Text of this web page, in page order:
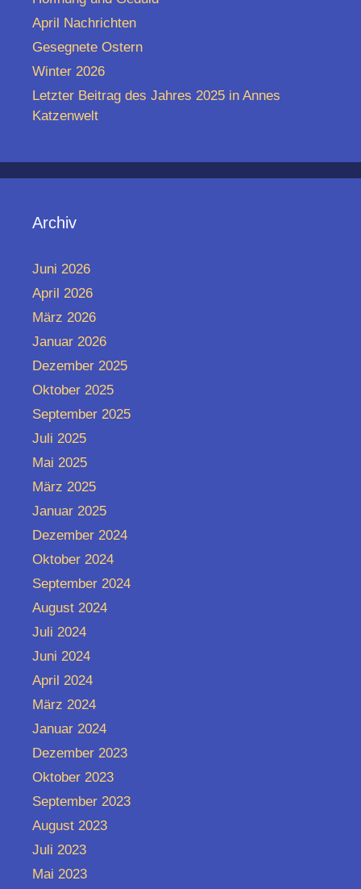
April Nachrichten
Gesegnete Ostern
Winter 2026
Letzter Beitrag des Jahres 2025 in Annes
Katzenwelt
Archiv
Juni 2026
April 2026
März 2026
Januar 2026
Dezember 2025
Oktober 2025
September 2025
Juli 2025
Mai 2025
März 2025
Januar 2025
Dezember 2024
Oktober 2024
September 2024
August 2024
Juli 2024
Juni 2024
April 2024
März 2024
Januar 2024
Dezember 2023
Oktober 2023
September 2023
August 2023
Juli 2023
Mai 2023